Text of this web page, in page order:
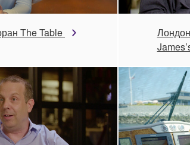
The Table